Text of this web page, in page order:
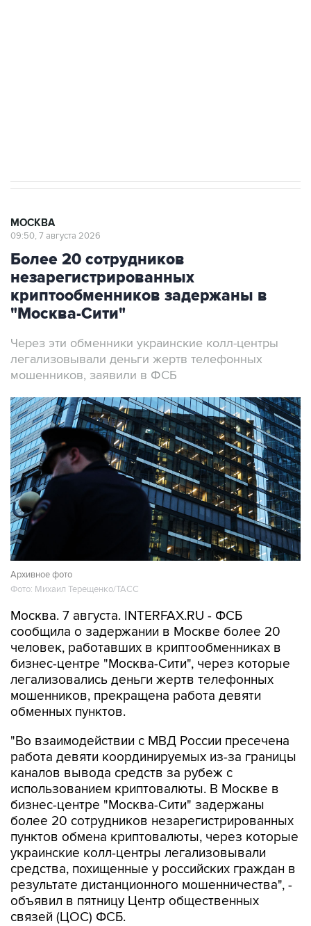
МОСКВА
09:50, 7 августа 2026
Более 20 сотрудников
незарегистрированных
криптообменников задержаны в
"Москва-Сити"
Через эти обменники украинские колл-центры
легализовывали деньги жертв телефонных
мошенников, заявили в ФСБ
Архивное фото
Фото: Михаил Терещенко/ТАСС
Москва. 7 августа. INTERFAX.RU - ФСБ
сообщила о задержании в Москве более 20
человек, работавших в криптообменниках в
бизнес-центре "Москва-Сити", через которые
легализовались деньги жертв телефонных
мошенников, прекращена работа девяти
обменных пунктов.
"Во взаимодействии с МВД России пресечена
работа девяти координируемых из-за границы
каналов вывода средств за рубеж с
использованием криптовалюты. В Москве в
бизнес-центре "Москва-Сити" задержаны
более 20 сотрудников незарегистрированных
пунктов обмена криптовалюты, через которые
украинские колл-центры легализовывали
средства, похищенные у российских граждан в
результате дистанционного мошенничества", -
объявил в пятницу Центр общественных
связей (ЦОС) ФСБ.